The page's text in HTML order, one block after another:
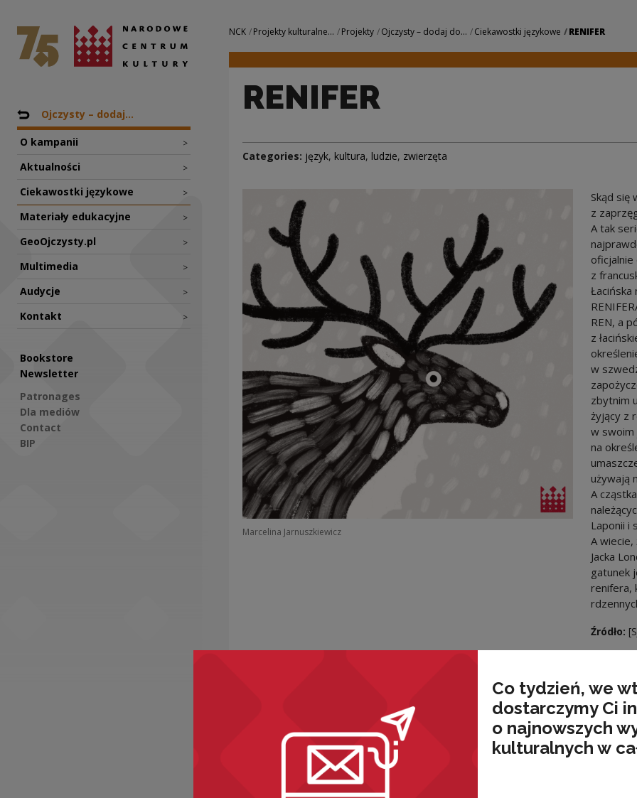
RENIFER | Narodowe Centrum Kultury
National Centre for Culture Poland
Nawigacja
Back to: Projekty
Ojczysty – dodaj...
O kampanii >
Aktualności >
Ciekawostki językowe >
Materiały edukacyjne >
GeoOjczysty.pl >
Multimedia >
Audycje >
Kontakt >
Bookstore
Newsletter
Patronages
Dla mediów
Contact
BIP
Navigation
NCK Projekty kulturalne... Projekty Ojczysty – dodaj do... Ciekawostki językowe RENIFER
RENIFER
Categories: język, kultura, ludzie, zwierzęta
Marcelina Jarnuszkiewicz
Skąd się
z
A tak
z
Łacińska
REN, a
z
w
zbytnim
żyjący z
w swoim
na
używają
A
Laponii i
A wiecie,
Jacka
gatunek
renifera,
Źródło:
Recommended
Co tydzień, we
dostarczymy Ci
o najnowszych
kulturalnych w